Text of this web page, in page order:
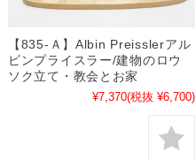
【835-Ａ】Albin Preisslerアル
ビンプライスラー/建物のロウ
ソク立て・教会とお家
¥7,370(税抜 ¥6,700)